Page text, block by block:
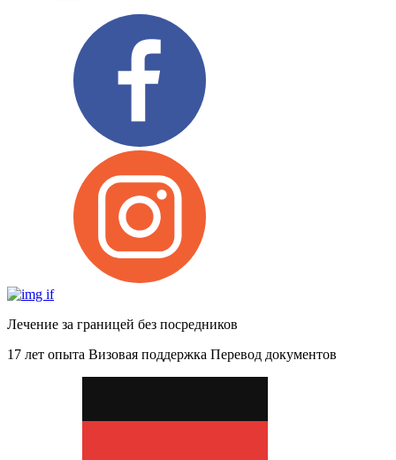
Лечение за границей без посредников
17 лет опыта Визовая поддержка Перевод документов